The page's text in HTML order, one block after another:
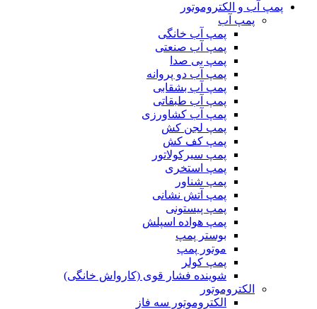
پمپ آب و الکتروموتور
پمپ آب
پمپ آب خانگی
پمپ آب صنعتی
پمپ بی صدا
پمپ آب دو پروانه
پمپ آب بشقابی
پمپ آب طبقاتی
پمپ آب کشاورزی
پمپ لجن کش
پمپ کف کش
پمپ سیرکولاتور
پمپ استخری
پمپ شناور
پمپ آتش نشانی
پمپ پیستونی
پمپ هواده اسپلش
بوستر پمپ
موتور پمپ
پمپ کولر
شوینده فشار قوی (کارواش خانگی)
الکتروموتور
الکتروموتور سه فاز